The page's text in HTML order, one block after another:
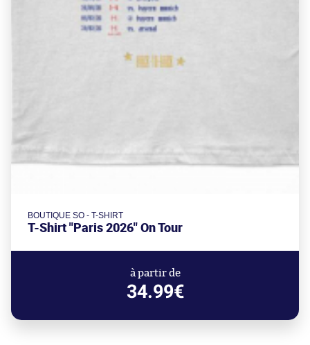
BOUTIQUE SO - T-SHIRT
T-Shirt "Paris 2026" On Tour
à partir de
34.99€